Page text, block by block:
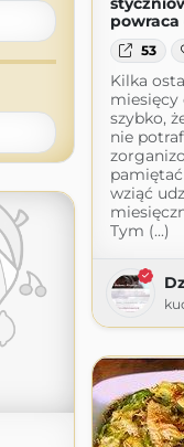
53
Kilka
miesięcy
szybko,
nie
wziąć
Tym (...)